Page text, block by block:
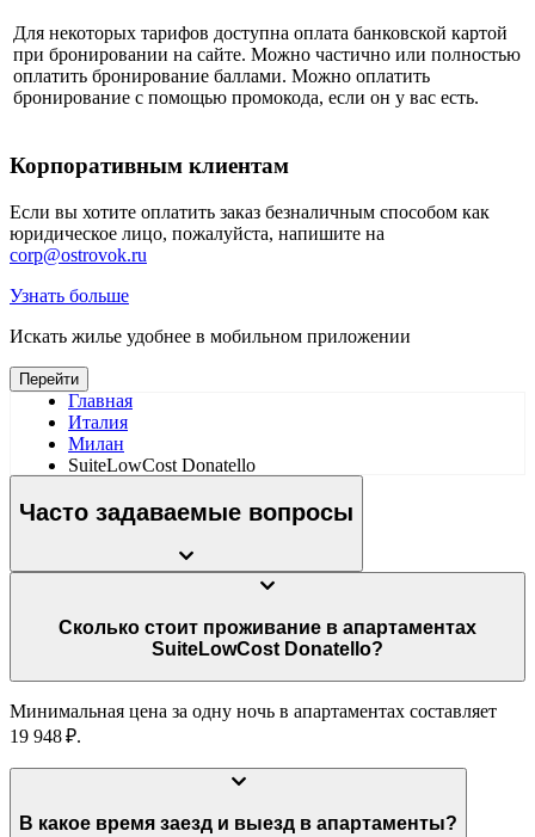
Для некоторых тарифов доступна оплата банковской картой
при бронировании на сайте. Можно частично или полностью
оплатить бронирование баллами. Можно оплатить
бронирование с помощью промокода, если он у вас есть.
Корпоративным клиентам
Если вы хотите оплатить заказ безналичным способом как
юридическое лицо, пожалуйста, напишите на
corp@ostrovok.ru
Узнать больше
Искать жилье удобнее в мобильном приложении
Перейти
Главная
Италия
Милан
SuiteLowCost Donatello
Часто задаваемые вопросы
Сколько стоит проживание в апартаментах
SuiteLowCost Donatello?
Минимальная цена за одну ночь в апартаментах составляет
19 948 ₽.
В какое время заезд и выезд в апартаменты?